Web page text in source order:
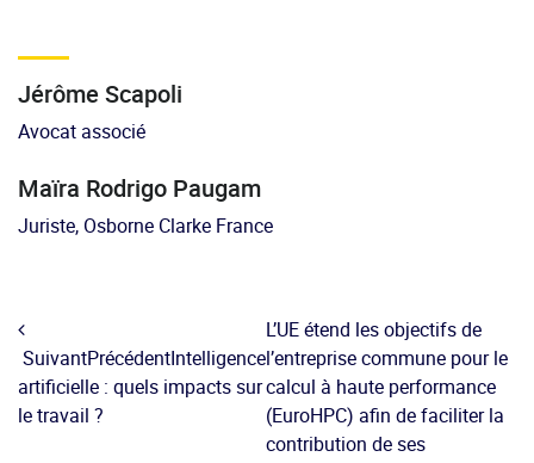
Jérôme Scapoli
Avocat associé
Maïra Rodrigo Paugam
Juriste, Osborne Clarke France
SuivantPrécédentIntelligence
artificielle : quels impacts sur
le travail ?
L’UE étend les objectifs de
l’entreprise commune pour le
calcul à haute performance
(EuroHPC) afin de faciliter la
contribution de ses